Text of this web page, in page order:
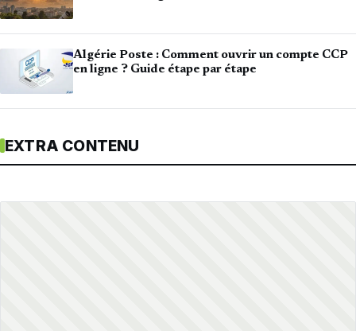
Algérie Poste : Comment ouvrir un compte CCP
en ligne ? Guide étape par étape
EXTRA CONTENU